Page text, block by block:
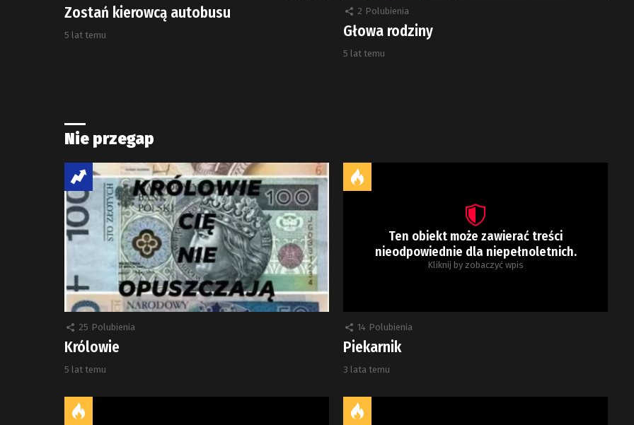
Zostań kierowcą autobusu
5 lat temu
2 Polubienia
Głowa rodziny
5 lat temu
Nie przegap
25 Polubienia
Królowie
5 lat temu
Ten obiekt może zawierać treści
nieodpowiednie dla niepełnoletnich.
Kliknij by zobaczyć wpis
14 Polubienia
Piekarnik
3 lata temu